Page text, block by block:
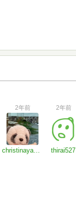
2年前
christinayan01
2年前
thirai527